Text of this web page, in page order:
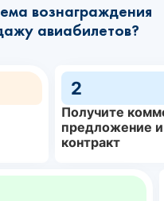
вознаграждения
авиабилетов?
2
Получите
предложение
контракт